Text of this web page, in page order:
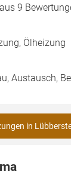
9
Ölheizung
Austausch,
in